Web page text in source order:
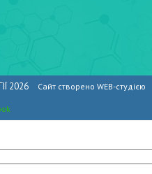
2026 Сайт створено WEB-студією